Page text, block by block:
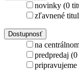
novinky (0
zľavnené
Dostupnosť
na
predpredaj